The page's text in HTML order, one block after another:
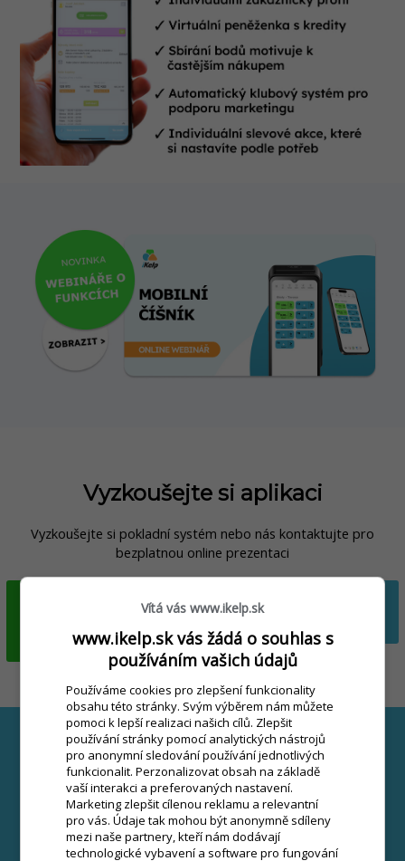
Vyzkoušejte si aplikaci
Vyzkoušejte si pokladní systém nebo nás kontaktujte pro
bezplatnou online prezentaci
ZDARMA
ONLINE PREZENTACE
Prečítajte si viac v našom blogu
Vítá vás www.ikelp.sk
www.ikelp.sk vás žádá o souhlas s
používáním vašich údajů
Používáme cookies pro zlepšení funkcionality
obsahu této stránky. Svým výběrem nám můžete
pomoci k lepší realizaci našich cílů. Zlepšit
používání stránky pomocí analytických nástrojů
pro anonymní sledování používání jednotlivých
funkcionalit. Perzonalizovat obsah na základě
vaší interakci a preferovaných nastavení.
Marketing zlepšit cílenou reklamu a relevantní
pro vás. Údaje tak mohou být anonymně sdíleny
mezi naše partnery, kteří nám dodávají
technologické vybavení a software pro fungování